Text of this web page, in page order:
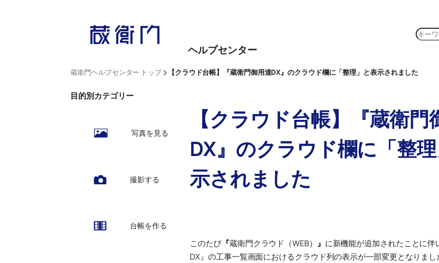
ヘルプセンター
検
蔵衛門ヘルプセンター トップ> 【クラウド台帳】『蔵衛門御用達DX』のクラウド欄に「整理」と表示されました
目的別カテゴリー
写真を見る
撮影する
台帳を作る
【クラウド台帳】『蔵衛門
DX』のクラウド欄に「整
示されました
このたび『蔵衛門クラウド（WEB） 』 に新機能が追加されたことに伴
DX』の工事一覧画面におけるクラウド列の表示が一部変更となりまし